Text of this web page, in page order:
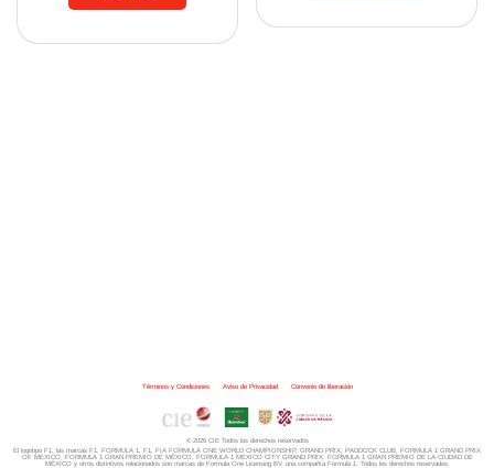
Términos y Condiciones| Aviso de Privacidad| Convenio de liberación
© 2026 CIE Todos los derechos reservados
El logotipo F1, las marcas F1, FORMULA 1, F1, FIA FORMULA ONE WORLD CHAMPIONSHIP, GRAND PRIX, PADDOCK CLUB,
FORMULA 1 GRAND PRIX
OF MEXICO, FORMULA 1 GRAN PREMIO DE MÉXICO, FORMULA 1 MEXICO CITY GRAND PRIX, FORMULA 1 GRAN PREMIO DE LA CIUDAD DE
MÉXICO y otros distintivosrelacionados son marcas de Formula One Licensing BV, una compañía Formula 1. Todos los derechos reservados.